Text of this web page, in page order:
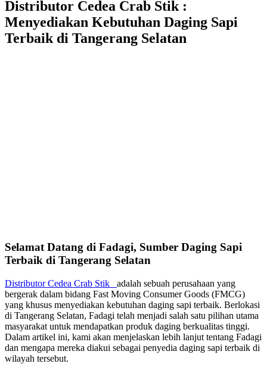
Distributor Cedea Crab Stik :
Menyediakan Kebutuhan Daging Sapi
Terbaik di Tangerang Selatan
Selamat Datang di Fadagi, Sumber Daging Sapi
Terbaik di Tangerang Selatan
Distributor Cedea Crab Stik adalah sebuah perusahaan yang
bergerak dalam bidang Fast Moving Consumer Goods (FMCG)
yang khusus menyediakan kebutuhan daging sapi terbaik. Berlokasi
di Tangerang Selatan, Fadagi telah menjadi salah satu pilihan utama
masyarakat untuk mendapatkan produk daging berkualitas tinggi.
Dalam artikel ini, kami akan menjelaskan lebih lanjut tentang Fadagi
dan mengapa mereka diakui sebagai penyedia daging sapi terbaik di
wilayah tersebut.